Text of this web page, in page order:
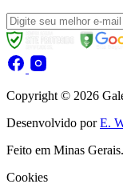
Copyright © 2026
Desenvolvido porE.
Feito em Minas Gerais.
Cookies